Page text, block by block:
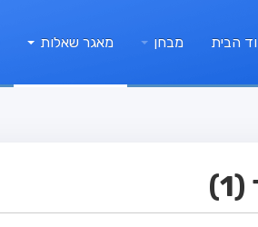
הבית מבחן מאגר שאלות